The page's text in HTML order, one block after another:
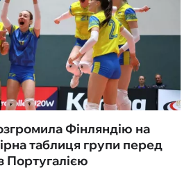
Фінляндію на
таблиця групи перед
Португалією